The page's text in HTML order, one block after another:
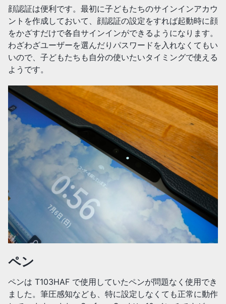
顔認証は便利です。最初に子どもたちのサインインアカウ
ントを作成しておいて、顔認証の設定をすれば起動時に顔
をかざすだけで各自サインインができるようになります。
わざわざユーザーを選んだりパスワードを入れなくてもい
いので、子どもたちも自分の使いたいタイミングで使える
ようです。
ペン
ペンは T103HAF で使用していたペンが問題なく使用でき
ました。筆圧感知なども、特に設定しなくても正常に動作